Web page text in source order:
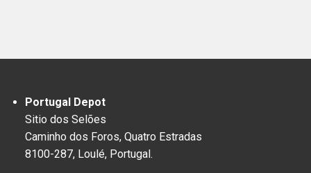
Portugal Depot
Sitio dos Selões
Caminho dos Foros, Quatro Estradas
8100-287, Loulé, Portugal.